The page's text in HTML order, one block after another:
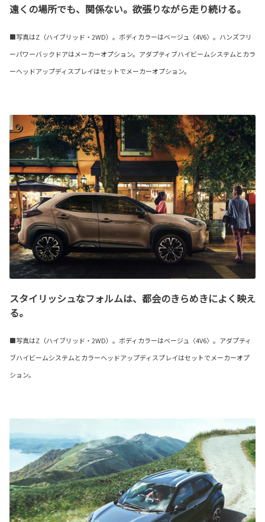
遠くの場所でも、関係ない。欲張りながら走り続ける。
■写真はZ（ハイブリッド・2WD）。ボディカラーはベージュ〈4V6〉。ハンズフリ
ーパワーバックドアはメーカーオプション。アダプティブハイビームシステムとカラ
ーヘッドアップディスプレイはセットでメーカーオプション。
スタイリッシュなフォルムは、都会のきらめきによく映え
る。
■写真はZ（ハイブリッド・2WD）。ボディカラーはベージュ〈4V6〉。アダプティ
ブハイビームシステムとカラーヘッドアップディスプレイはセットでメーカーオプ
ション。